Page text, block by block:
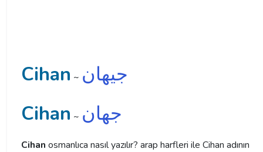
Cihan ~ جیهان
Cihan ~ جهان
Cihan osmanlıca nasıl yazılır? arap harfleri ile Cihan adının